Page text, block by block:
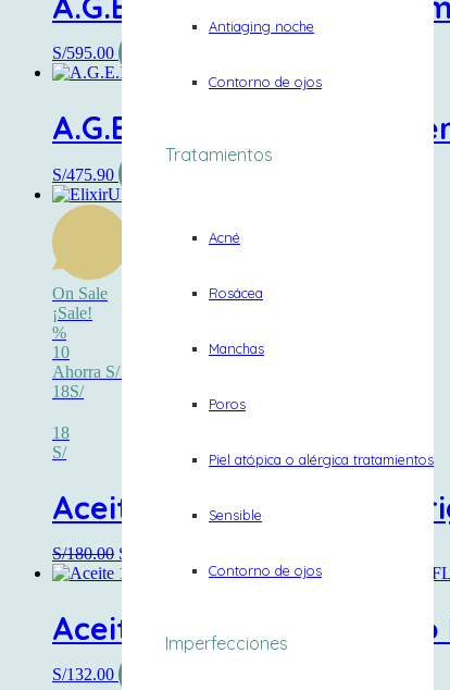
Antiaging noche
Contorno de ojos
Tratamientos
Acné
Rosácea
Manchas
Poros
Piel atópica o alérgica tratamientos
Sensible
Contorno de ojos
Imperfecciones
S/595.00
A.G.E.Interrupter Ultra
S/475.90
On Sale
¡Sale!
%
10
Ahorra S/18
18S/
18
S/
Aceite Recarga L’huile
S/180.00 S/
Aceite 100ml Cabello Fino
S/132.00